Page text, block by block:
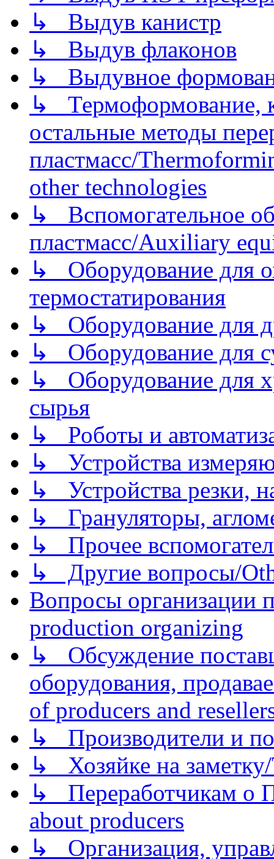
↳ Выдув канистр
↳ Выдув флаконов
↳ Выдувное
↳ Термоформование,
остальные методы
пластмасс/
other technologies
↳ Вспомогательное
пластмасс/Auxiliary
↳ Оборудование для
термостатирования
↳ Оборудование для
↳ Оборудование для
↳ Оборудование для
сырья
↳ Роботы и
↳ Устройства
↳ Устройства резки,
↳ Грануляторы,
↳ Прочее
↳ Другие вопросы/
Вопросы организации
production organizing
↳ Обсуждение
оборудования,
of producers and
↳ Производители и
↳ Хозяйке на
↳ Переработчикам о
about producers
↳ Организация,